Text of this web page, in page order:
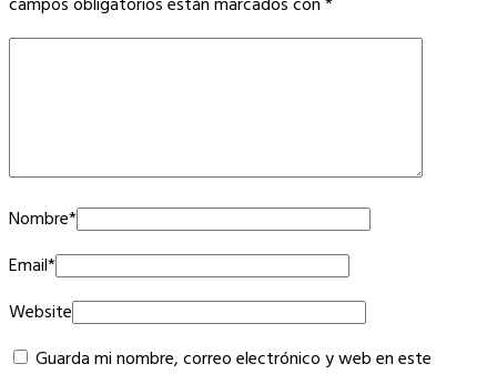
campos obligatorios están marcados con*
Nombre*
Email*
Website
Guarda mi nombre, correo electrónico y web en este